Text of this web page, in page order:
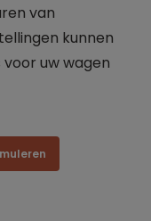
van
kunnen
uw wagen